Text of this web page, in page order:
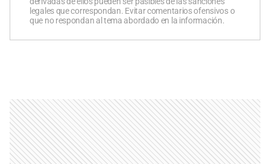
legales que correspondan. Evitar comentarios ofensivos o
que no respondan al tema abordado en la información.